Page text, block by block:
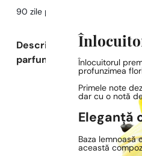
90 zile pentru a
Descrierea
parfumului
Înlocuitorul
profunzimea
Primele note
dar cu o notă
Eleganță
Baza
această